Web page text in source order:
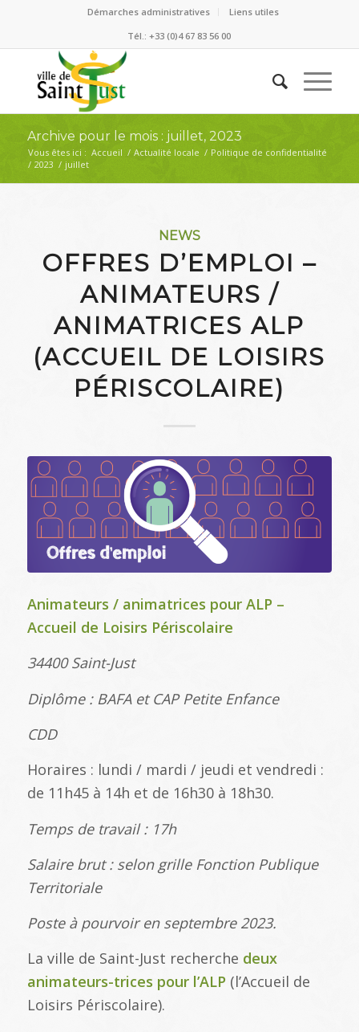
Démarches administratives
Liens utiles
Tél.: +33 (0)4 67 83 56 00
Archive pour le mois : juillet, 2023
Vous êtes ici : Accueil / Actualité locale / Politique de confidentialité
/ 2023 / juillet
NEWS
OFFRES D’EMPLOI –
ANIMATEURS /
ANIMATRICES ALP
(ACCUEIL DE LOISIRS
PÉRISCOLAIRE)
Animateurs / animatrices pour ALP –
Accueil de Loisirs Périscolaire
34400 Saint-Just
Diplôme : BAFA et CAP Petite Enfance
CDD
Horaires : lundi / mardi / jeudi et vendredi :
de 11h45 à 14h et de 16h30 à 18h30.
Temps de travail : 17h
Salaire brut : selon grille Fonction Publique
Territoriale
Poste à pourvoir en septembre 2023.
La ville de Saint-Just recherche deux
animateurs-trices pour l’ALP (l’Accueil de
Loisirs Périscolaire).